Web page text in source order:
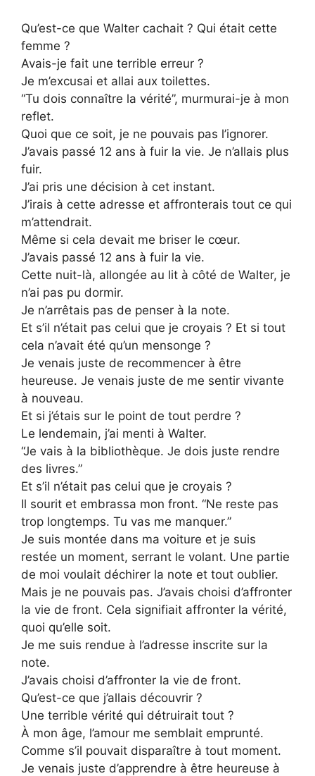
Qu’est-ce que Walter cachait ? Qui était cette
femme ?
Avais-je fait une terrible erreur ?
Je m’excusai et allai aux toilettes.
“Tu dois connaître la vérité”, murmurai-je à mon
reflet.
Quoi que ce soit, je ne pouvais pas l’ignorer.
J’avais passé 12 ans à fuir la vie. Je n’allais plus
fuir.
J’ai pris une décision à cet instant.
J’irais à cette adresse et affronterais tout ce qui
m’attendrait.
Même si cela devait me briser le cœur.
J’avais passé 12 ans à fuir la vie.
Cette nuit-là, allongée au lit à côté de Walter, je
n’ai pas pu dormir.
Je n’arrêtais pas de penser à la note.
Et s’il n’était pas celui que je croyais ? Et si tout
cela n’avait été qu’un mensonge ?
Je venais juste de recommencer à être
heureuse. Je venais juste de me sentir vivante
à nouveau.
Et si j’étais sur le point de tout perdre ?
Le lendemain, j’ai menti à Walter.
“Je vais à la bibliothèque. Je dois juste rendre
des livres.”
Et s’il n’était pas celui que je croyais ?
Il sourit et embrassa mon front. “Ne reste pas
trop longtemps. Tu vas me manquer.”
Je suis montée dans ma voiture et je suis
restée un moment, serrant le volant. Une partie
de moi voulait déchirer la note et tout oublier.
Mais je ne pouvais pas. J’avais choisi d’affronter
la vie de front. Cela signifiait affronter la vérité,
quoi qu’elle soit.
Je me suis rendue à l’adresse inscrite sur la
note.
J’avais choisi d’affronter la vie de front.
Qu’est-ce que j’allais découvrir ?
Une terrible vérité qui détruirait tout ?
À mon âge, l’amour me semblait emprunté.
Comme s’il pouvait disparaître à tout moment.
Je venais juste d’apprendre à être heureuse à